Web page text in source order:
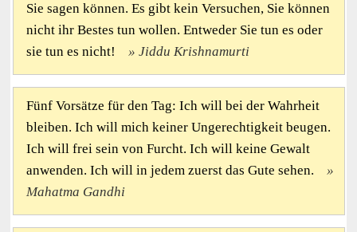
Sie sagen können. Es gibt kein Versuchen, Sie können
nicht ihr Bestes tun wollen. Entweder Sie tun es oder
sie tun es nicht!
Jiddu Krishnamurti
Fünf Vorsätze für den Tag: Ich will bei der Wahrheit
bleiben. Ich will mich keiner Ungerechtigkeit beugen.
Ich will frei sein von Furcht. Ich will keine Gewalt
anwenden. Ich will in jedem zuerst das Gute sehen.
Mahatma Gandhi